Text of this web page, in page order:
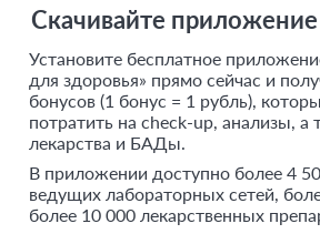
Скачивайте приложение
Установите бесплатное
для здоровья» прямо сейчас и
бонусов (1 бонус = 1 рубль),
потратить на check-up, анализы, а
лекарства и БАДы.
В приложении доступно более 4
ведущих лабораторных сетей,
более 10 000 лекарственных